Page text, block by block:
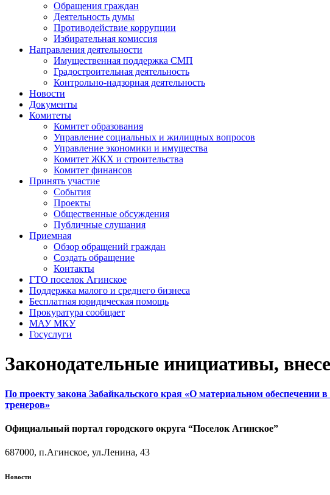
Обращения граждан
Деятельность думы
Противодействие коррупции
Избирательная комиссия
Направления деятельности
Имущественная поддержка СМП
Градостроительная деятельность
Контрольно-надзорная деятельность
Новости
Документы
Комитеты
Комитет образования
Управление социальных и жилищных вопросов
Управление экономики и имущества
Комитет ЖКХ и строительства
Комитет финансов
Принять участие
События
Проекты
Общественные обсуждения
Публичные слушания
Приемная
Обзор обращений граждан
Создать обращение
Контакты
ГТО поселок Агинское
Поддержка малого и среднего бизнеса
Бесплатная юридическая помощь
Прокуратура сообщает
МАУ МКУ
Госуслуги
Законодательные инициативы,
По проекту закона Забайкальского края «О материальном
тренеров»
Официальный портал городского округа “Поселок Агинское”
687000, п.Агинское, ул.Ленина, 43
Новости